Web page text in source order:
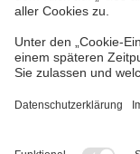
Wege möglich
Bundesamtes